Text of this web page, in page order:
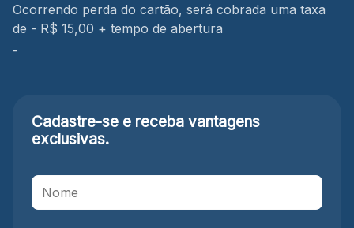
Ocorrendo perda do cartão, será cobrada uma taxa
de - R$ 15,00 + tempo de abertura
-
Cadastre-se e receba vantagens
exclusivas.